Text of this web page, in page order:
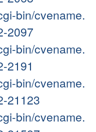
bin/cvename.
2097
bin/cvename.
2191
bin/cvename.
21123
bin/cvename.